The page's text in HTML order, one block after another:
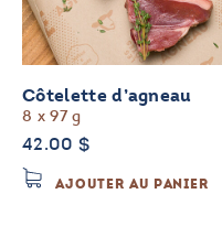
Côtelette d’agneau
8 x 97 g
42.00 $
AJOUTER AU PANIER